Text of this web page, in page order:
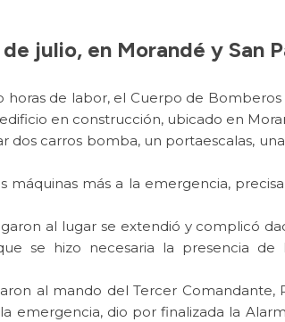
julio, en Morandé y San
horas de labor, el Cuerpo de
en construcción, ubicado en
dos carros bomba, un portaescalas,
máquinas más a la emergencia,
al lugar se extendió y complicó
se hizo necesaria la presencia
al mando del Tercer Comandante,
emergencia, dio por finalizada la